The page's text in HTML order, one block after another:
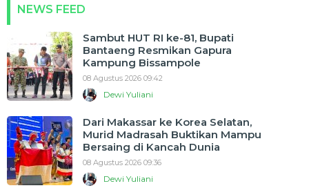
NEWS FEED
Sambut HUT RI ke-81, Bupati
Bantaeng Resmikan Gapura
Kampung Bissampole
08 Agustus 2026 09:42
Dewi Yuliani
Dari Makassar ke Korea Selatan,
Murid Madrasah Buktikan Mampu
Bersaing di Kancah Dunia
08 Agustus 2026 09:36
Dewi Yuliani